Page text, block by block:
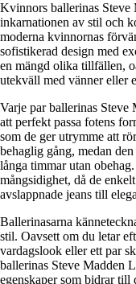
Kvinnors ballerinas Steve
inkarnationen av stil och
moderna kvinnornas
sofistikerad design med
en mängd olika tillfällen,
utekväll med vänner eller
Varje par ballerinas
att perfekt passa fotens
som de ger utrymme att
behaglig gång, medan
långa timmar utan
mångsidighet, då de
avslappnade jeans till
Ballerinasarna
stil. Oavsett om du letar
vardagslook eller ett par
ballerinas Steve Madden
egenskaper som bidrar till